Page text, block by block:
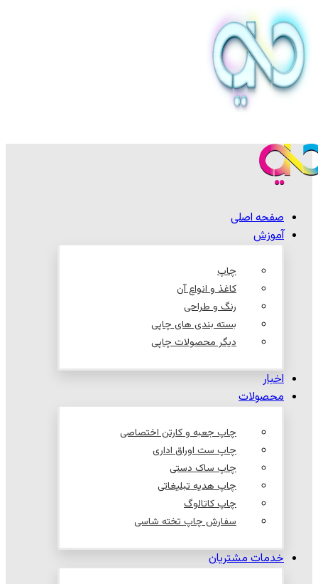
صفحه اصلی
آموزش
چاپ
کاغذ و انواع آن
رنگ و طراحی
بسته بندی های چاپی
دیگر محصولات چاپی
اخبار
محصولات
چاپ جعبه و کارتن اختصاصی
چاپ ست اوراق اداری
چاپ ساک دستی
چاپ هدیه تبلیغاتی
چاپ کاتالوگ
سفارش چاپ تخته شاسی
خدمات مشتریان